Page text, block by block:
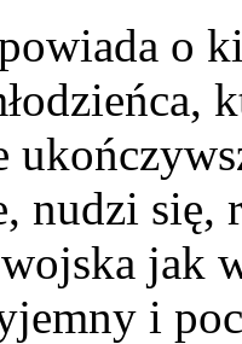
o
nu­dzi się,
jak
i